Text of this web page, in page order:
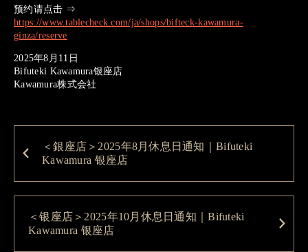
预约请点击 ⇒
https://www.tablecheck.com/ja/shops/bifteck-kawamura-
ginza/reserve
2025年8月11日
Bifuteki Kawamura银座店
Kawamura株式会社
＜銀座店＞2025年8月休息日通知｜Bifuteki
Kawamura 银座店
＜银座店＞2025年10月休息日通知｜Bifuteki
Kawamura 银座店